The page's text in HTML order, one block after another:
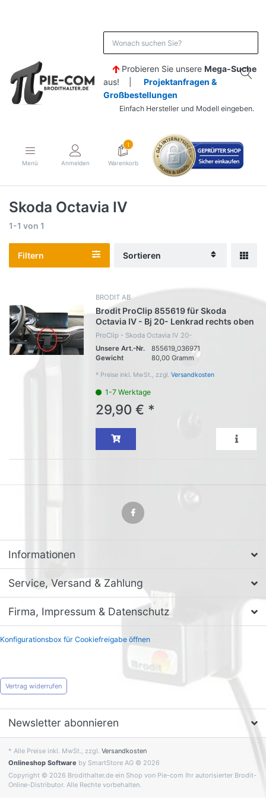
Probieren Sie unsere Mega-Suche
aus! | Projektanfragen &
Großbestellungen
Einfach Hersteller und Modell eingeben.
Menü Anmelden
1
Warenkorb
Skoda Octavia IV
1-1 von 1
Filtern Sortieren
BRODIT AB
Brodit ProClip 855619 für Skoda
Octavia IV - Bj 20- Lenkrad rechts oben
ProClip - Skoda Octavia IV 20-
Unsere Art.-Nr.
855619_036971
Gewicht
80,00 Gramm
* Preise inkl. MwSt., zzgl. Versandkosten
1-7 Werktage
29,90 € *
Informationen
Service, Versand & Zahlung
Firma, Impressum & Datenschutz
Konfigurationsbox für Cookiefreigabe öffnen
Vertrag widerrufen
Newsletter abonnieren
* Alle Preise inkl. MwSt., zzgl. Versandkosten
Onlineshop Software by SmartStore AG © 2026
Copyright © 2026 Brodithalter.de ein Shop von Pie-com Ihr autorisierter Brodit-
Online-Distributor. Alle Rechte vorbehalten.